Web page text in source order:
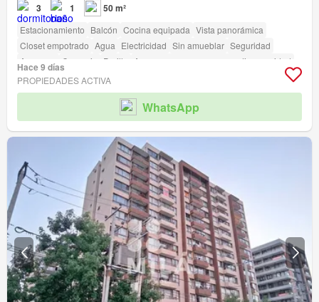
3 1 50 m²
Estacionamiento Balcón Cocina equipada Vista panorámica
Closet empotrado Agua Electricidad Sin amueblar Seguridad
Ascensor
Conserje Parilla Acceso para personas con discapacidad
Hace 9 días
PROPIEDADES ACTIVA
WhatsApp